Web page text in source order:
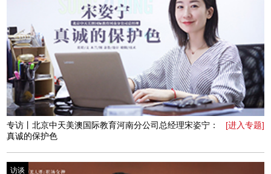
[进入专题]
专访丨永昌电力郑州分公司总经理熊慧萍：生命从未停止
沸腾
访谈